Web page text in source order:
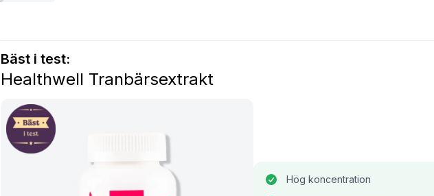
Bäst i test:
Healthwell Tranbärsextrakt
Hög koncentration